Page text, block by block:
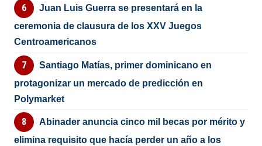
Juan Luis Guerra se presentará en la
ceremonia de clausura de los XXV Juegos
Centroamericanos
Santiago Matías, primer dominicano en
protagonizar un mercado de predicción en
Polymarket
Abinader anuncia cinco mil becas por mérito y
elimina requisito que hacía perder un año a los